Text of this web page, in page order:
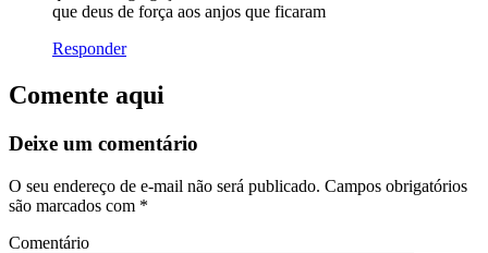
que deus de força aos anjos que ficaram
Responder
Comente aqui
Deixe um comentário
O seu endereço de e-mail não será publicado. Campos obrigatórios
são marcados com *
Comentário